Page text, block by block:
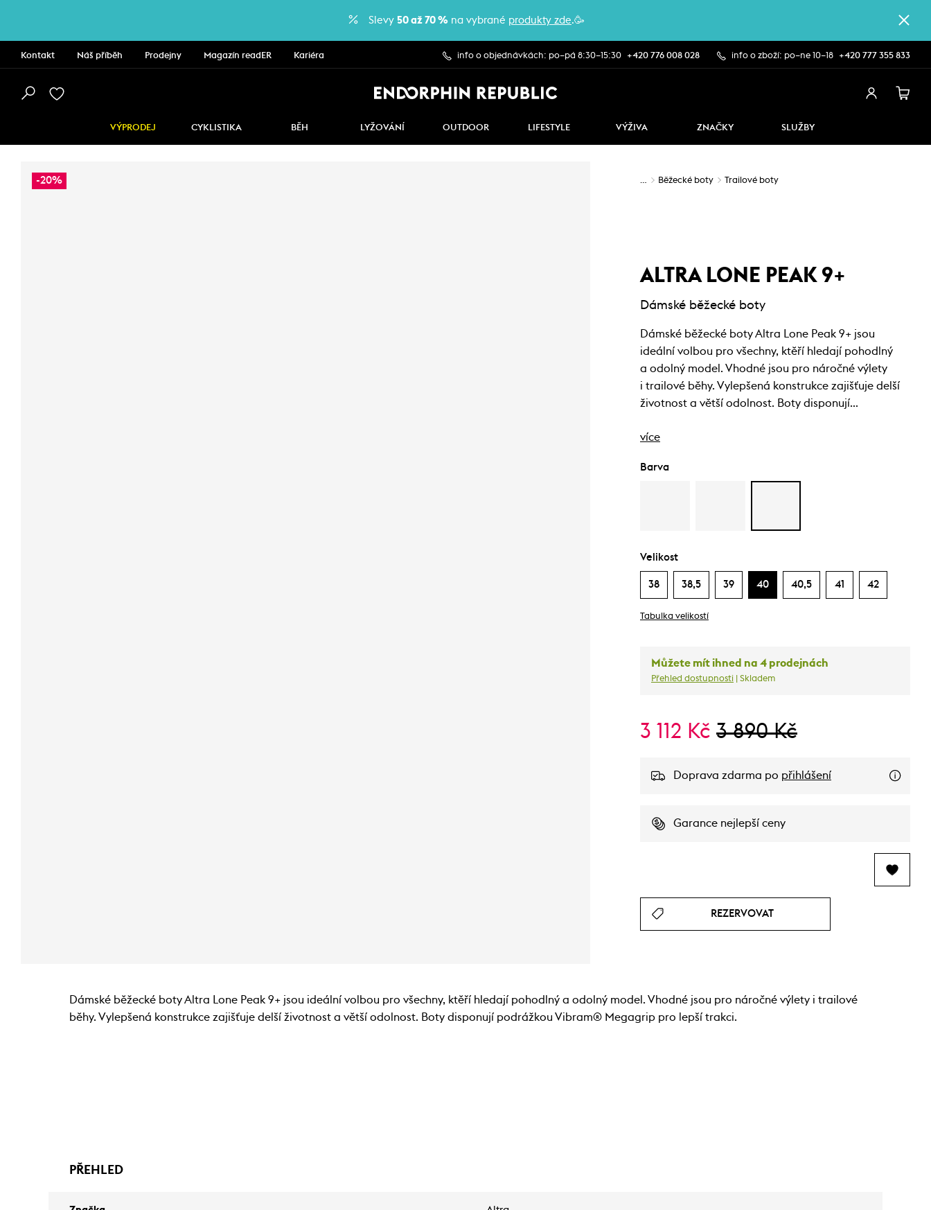
Slevy 50 až 70 % na vybrané produkty zde.🥳
Kontakt Náš příběh Prodejny Magazín readER Kariéra info o objednávkách: po–pá 8:30–15:30 +420 776 008 028 info o zboží: po–ne 10–18 +420 777 355 833
VÝPRODEJ CYKLISTIKA BĚH LYŽOVÁNÍ OUTDOOR LIFESTYLE VÝŽIVA ZNAČKY SLUŽBY
-20% … Běžecké boty Trailové boty
ALTRA LONE PEAK 9+
Dámské běžecké boty
Dámské běžecké boty Altra Lone Peak 9+ jsou
ideální volbou pro všechny, ktěří hledají pohodlný
a odolný model. Vhodné jsou pro náročné výlety
i trailové běhy. Vylepšená konstrukce zajišťuje delší
životnost a větší odolnost. Boty disponují…
více
Barva
Velikost
38 38,5 39 40 40,5 41 42
Tabulka velikostí
Můžete mít ihned na 4 prodejnách
Přehled dostupnosti | Skladem
3 112 Kč 3 890 Kč
Doprava zdarma po přihlášení
Garance nejlepší ceny
REZERVOVAT
Dámské běžecké boty Altra Lone Peak 9+ jsou ideální volbou pro všechny, ktěří hledají pohodlný a odolný model. Vhodné jsou pro náročné výlety i trailové
běhy. Vylepšená konstrukce zajišťuje delší životnost a větší odolnost. Boty disponují podrážkou Vibram® Megagrip pro lepší trakci.
PŘEHLED